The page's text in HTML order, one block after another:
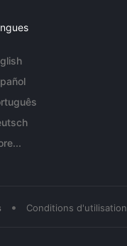
• Conditions d'utilisation